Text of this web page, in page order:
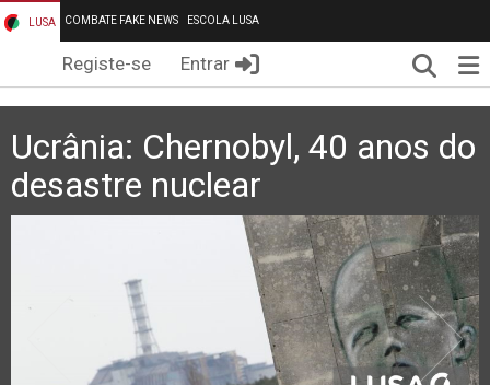
LUSA COMBATE FAKE NEWS ESCOLA LUSA
Registe-se Entrar
Ucrânia: Chernobyl, 40 anos do
desastre nuclear